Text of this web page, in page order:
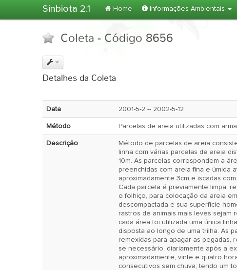
Sinbiota 2.1 Home Informações Ambientais
Coleta - Código 8656
Detalhes da Coleta
Data 2001-5-2 -- 2002-5-12
Método Parcelas de areia utilizadas com
Descrição
Método de parcelas de areia
linha com várias parcelas de areia
10m. As parcelas correspondem a
preenchidas com areia fina e úmida
aproximadamente 3cm e iscadas
Cada parcela é previamente limpa,
o folhiço, para colocação da areia
descompactada e sua superfície
rastros de animais mais leves sejam
cada área foi utilizada uma única
disposta ao longo de uma trilha. As
remexidas para apagar as pegadas,
se necessário, diariamente após a
aproximadamente, vinte e quatro
consecutivos sem chuva; tendo um